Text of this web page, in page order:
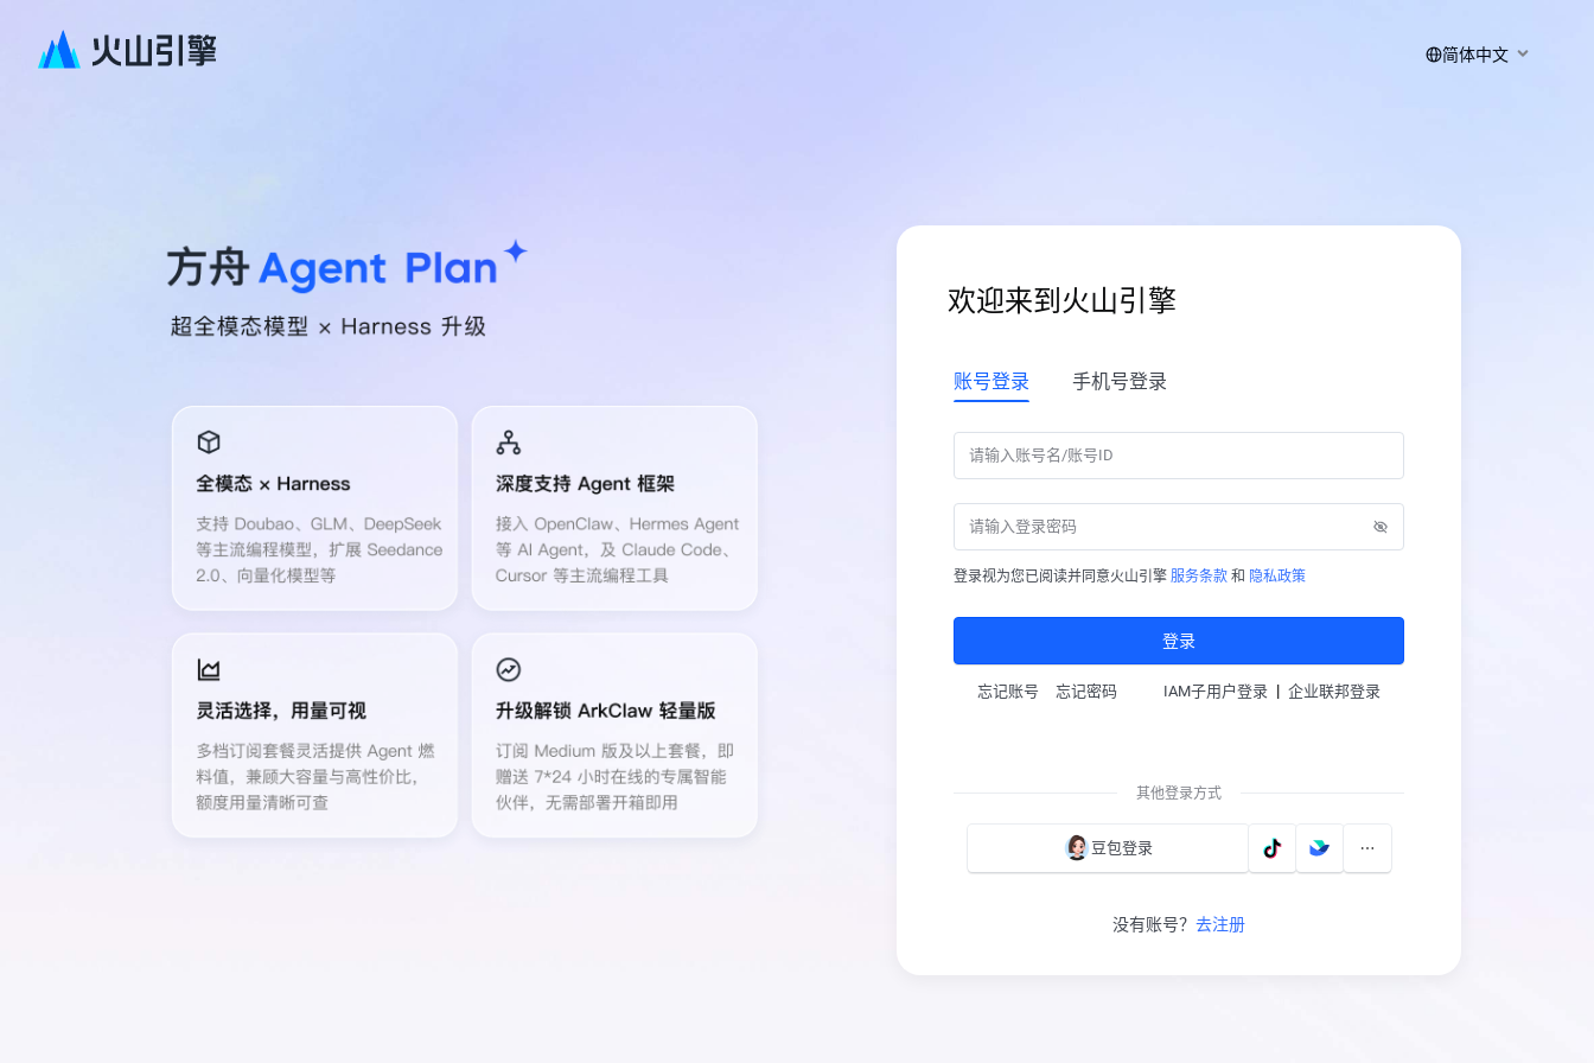
简体中文
欢迎来到火山引擎
账号登录 手机号登录
登录视为您已阅读并同意火山引擎 服务条款 和 隐私政策
登录
忘记账号 忘记密码 IAM子用户登录 | 企业联邦登录
其他登录方式
豆包登录
没有账号？ 去注册